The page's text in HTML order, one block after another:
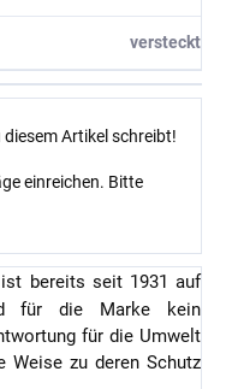
versteckt
diesem Artikel schreibt!
einreichen. Bitte
ist bereits seit 1931 auf
für die Marke kein
für die Umwelt
Weise zu deren Schutz